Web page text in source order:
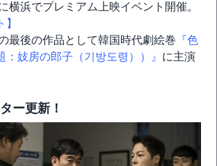
横浜でプレミアム上映イベント開催。
最後の作品として韓国時代劇絵巻 『色
：妓房の郎子（기방도령））』 に主演
ー更新！